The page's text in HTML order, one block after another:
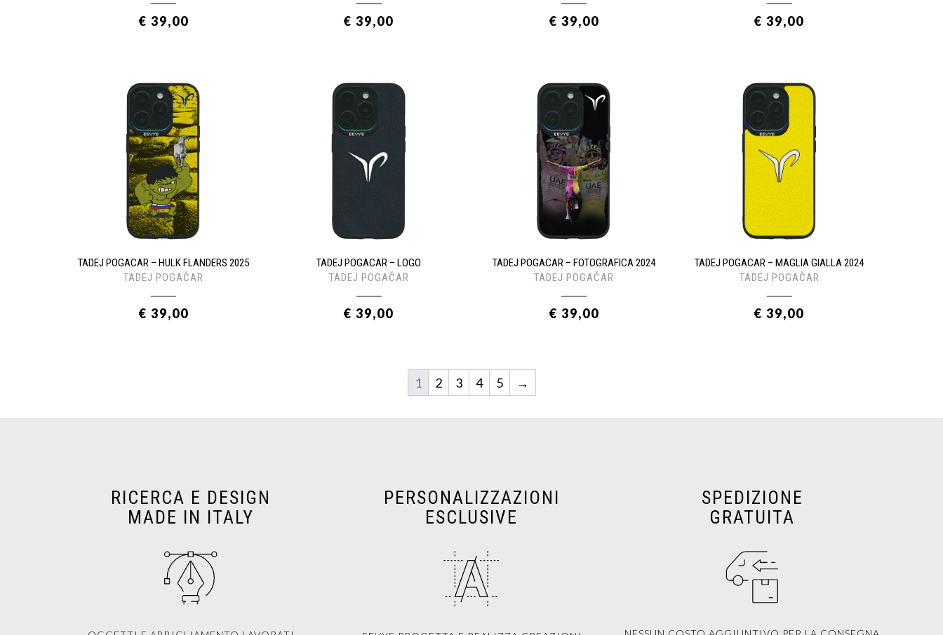
€ 39,00 € 39,00 € 39,00 € 39,00
TADEJ POGACAR – HULK FLANDERS 2025
TADEJ POGAČAR
€ 39,00
TADEJ POGACAR – LOGO
TADEJ POGAČAR
€ 39,00
TADEJ POGACAR – FOTOGRAFICA 2024
TADEJ POGAČAR
€ 39,00
TADEJ POGACAR – MAGLIA GIALLA 2024
TADEJ POGAČAR
€ 39,00
1 2 3 4 5 →
RICERCA E DESIGN
MADE IN ITALY
PERSONALIZZAZIONI
ESCLUSIVE
SPEDIZIONE
GRATUITA